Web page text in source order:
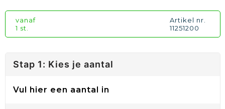
vanaf
1 st.
Artikel nr.
11251200
Stap 1: Kies je aantal
Vul hier een aantal in